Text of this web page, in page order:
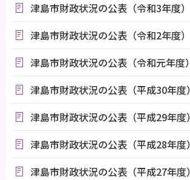
津島市財政状況の公表（令和3年度）
津島市財政状況の公表（令和2年度）
津島市財政状況の公表（令和元年度）
津島市財政状況の公表（平成30年度）
津島市財政状況の公表（平成29年度）
津島市財政状況の公表（平成28年度）
津島市財政状況の公表（平成27年度）